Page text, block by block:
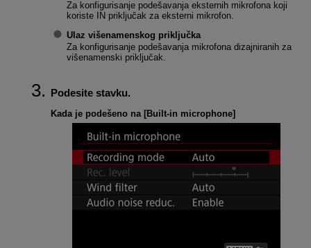
Za konfigurisanje podešavanja eksternih mikrofona koji
koriste IN priključak za eksterni mikrofon.
Ulaz višenamenskog priključka
Za konfigurisanje podešavanja mikrofona dizajniranih za
višenamenski priključak.
Podesite stavku.
Kada je podešeno na [Built-in microphone]